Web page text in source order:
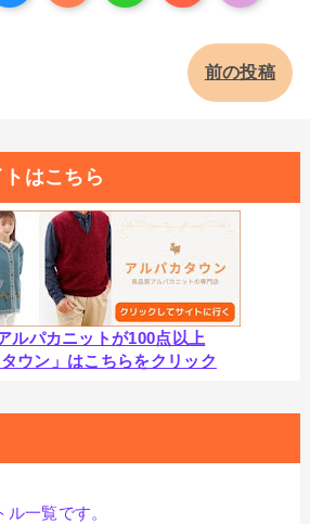
前の投稿
はこちら
ルパカニットが100点以上
タウン」はこちらをクリック
一覧です。